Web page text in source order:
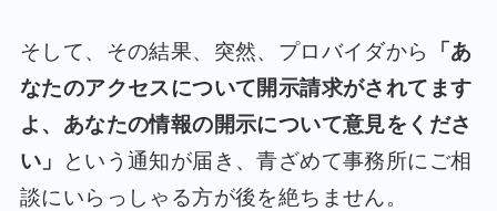
そして、その結果、突然、プロバイダから
「あ
なたのアクセスについて開示請求がされてます
よ、あなたの情報の開示について意見をくださ
い」
という通知が届き、青ざめて事務所にご相
談にいらっしゃる方が後を絶ちません。